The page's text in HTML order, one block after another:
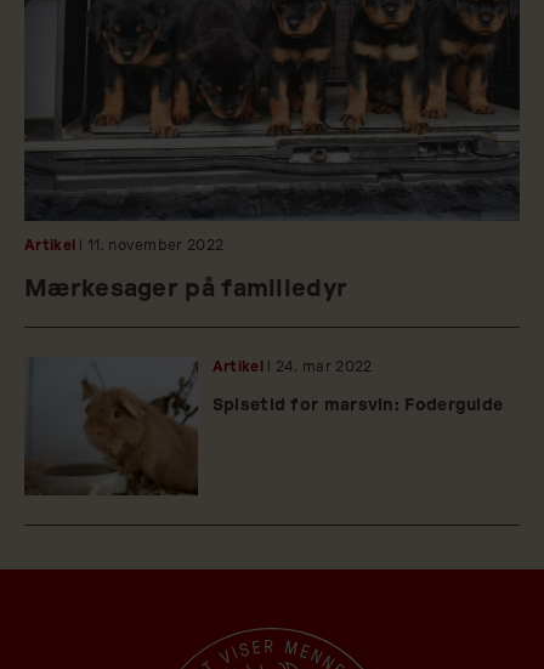
Artikel | 11. november 2022
Mærkesager på familiedyr
Artikel | 24. mar 2022
Spisetid for marsvin: Foderguide